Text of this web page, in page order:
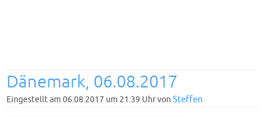
Dänemark, 06.08.2017
Eingestellt am 06.08.2017 um 21:39 Uhr von Steffen